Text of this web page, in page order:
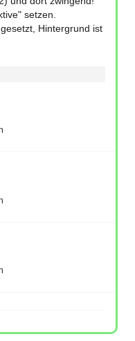
setzen.
Hintergrund ist